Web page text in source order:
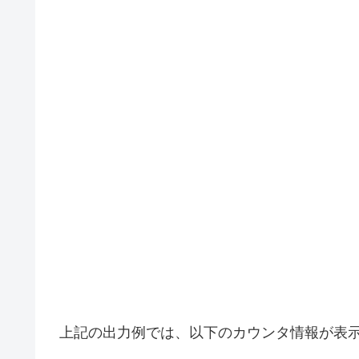
上記の出力例では、以下のカウンタ情報が表